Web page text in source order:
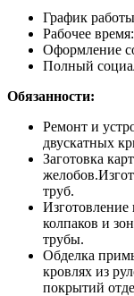
График
Рабочее
Оформление
Полный
Обязанности:
Ремонт и
двускатных
Заготовка
труб.
Изготовление
колпаков и
трубы.
Обделка
кровлях из
покрытий